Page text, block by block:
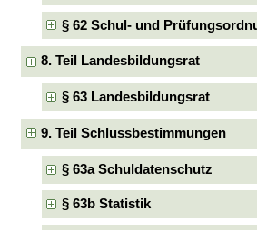
§ 62 Schul- und
8. Teil Landesbildungsrat
§ 63 Landesbildungsrat
9. Teil Schlussbestimmungen
§ 63a Schuldatenschutz
§ 63b Statistik